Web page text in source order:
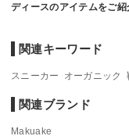
ディースのアイテムをご紹
関連キーワード
スニーカー オーガニック
関連ブランド
Makuake